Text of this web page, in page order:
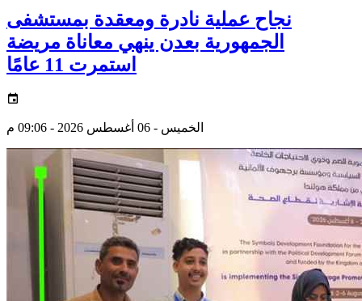
نجاح عملية نادرة ومعقدة بمستشفى
الجمهورية بعدن ينهي معاناة مريضة
استمرت 11 عامًا
الخميس - 06 أغسطس 2026 - 09:06 م